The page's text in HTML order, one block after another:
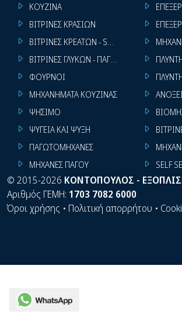
WhatsApp
ΚΟΥΖΙΝΑ
ΒΙΤΡΙΝΕΣ ΚΡΑΣΙΩΝ
ΒΙΤΡΙΝΕΣ ΚΡΕΑΤΩΝ - SUPER MARKET
ΒΙΤΡΙΝΕΣ ΓΛΥΚΩΝ - ΠΑΓΩΤΩΝ
ΦΟΥΡΝΟΙ
ΜΗΧΑΝΗΜΑΤΑ ΚΟΥΖΙΝΑΣ
ΨΗΣΙΜΟ
ΨΥΓΕΙΑ ΚΑΙ ΨΥΞΗ
ΠΑΓΩΤΟΜΗΧΑΝΕΣ
ΜΗΧΑΝΕΣ ΠΑΓΟΥ
SELF
© 2015-2026 ΚΟΝΤΟΠΟΥΛΟΣ -
Αριθμός ΓΕΜΗ: 1703 7082 6000
Όροι χρήσης • Πολιτική απορρήτου •